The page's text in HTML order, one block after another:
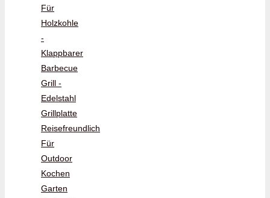
Für
Holzkohle
-
Klappbarer
Barbecue
Grill -
Edelstahl
Grillplatte
Reisefreundlich
Für
Outdoor
Kochen
Garten